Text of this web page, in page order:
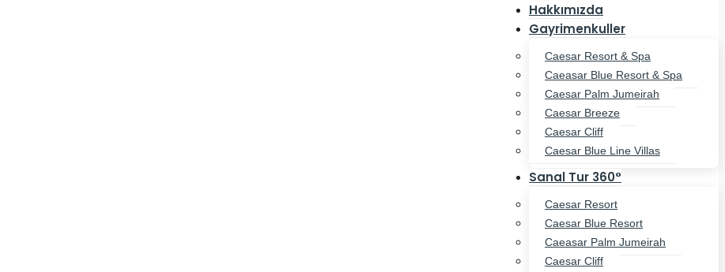
Hakkımızda
Gayrimenkuller
Caesar Resort & Spa
Caeasar Blue Resort & Spa
Caesar Palm Jumeirah
Caesar Breeze
Caesar Cliff
Caesar Blue Line Villas
Sanal Tur 360°
Caesar Resort
Caesar Blue Resort
Caeasar Palm Jumeirah
Caesar Cliff